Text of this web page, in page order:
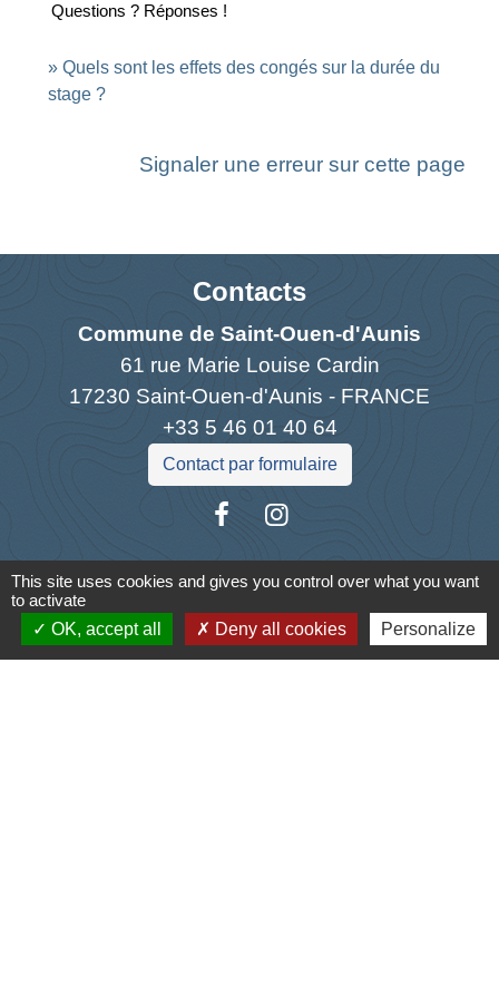
Questions ? Réponses !
Quels sont les effets des congés sur la durée du
stage ?
Signaler une erreur sur cette page
Contacts
Commune de Saint-Ouen-d'Aunis
61 rue Marie Louise Cardin
17230 Saint-Ouen-d'Aunis - FRANCE
+33 5 46 01 40 64
Contact par formulaire
Liens
Cyclad
This site uses cookies and gives you control over what you want
to activate
OK, accept all
Deny all cookies Personalize